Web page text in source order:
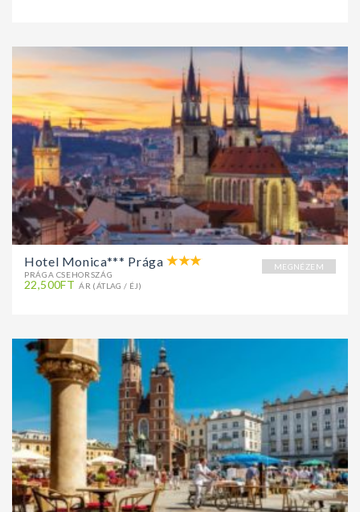
MEGNÉZEM
Hotel Monica*** Prága
PRÁGA CSEHORSZÁG
22,500FT ÁR (ÁTLAG / ÉJ)